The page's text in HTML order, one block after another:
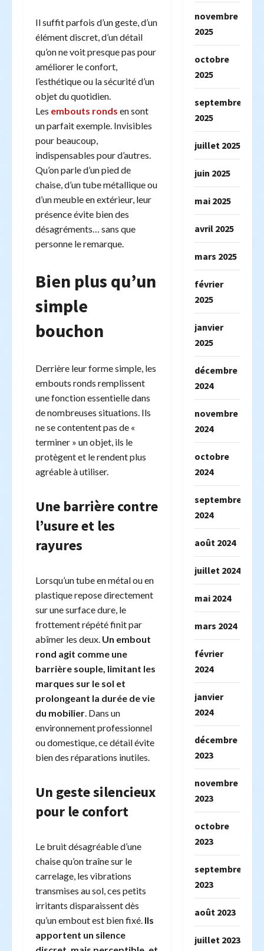
Il suffit parfois d’un geste, d’un
élément discret, d’un détail
qu’on ne voit presque pas pour
améliorer le confort,
l’esthétique ou la sécurité d’un
objet du quotidien.
Les embouts ronds en sont
un parfait exemple. Invisibles
pour beaucoup,
indispensables pour d’autres.
Qu’on parle d’un pied de
chaise, d’un tube métallique ou
d’un meuble en extérieur, leur
présence évite bien des
désagréments… sans que
personne le remarque.
Bien plus qu’un
simple
bouchon
Derrière leur forme simple, les
embouts ronds remplissent
une fonction essentielle dans
de nombreuses situations. Ils
ne se contentent pas de «
terminer » un objet, ils le
protègent et le rendent plus
agréable à utiliser.
Une barrière contre
l’usure et les
rayures
Lorsqu’un tube en métal ou en
plastique repose directement
sur une surface dure, le
frottement répété finit par
abîmer les deux. Un embout
rond agit comme une
barrière souple, limitant les
marques sur le sol et
prolongeant la durée de vie
du mobilier. Dans un
environnement professionnel
ou domestique, ce détail évite
bien des réparations inutiles.
Un geste silencieux
pour le confort
Le bruit désagréable d’une
chaise qu’on traîne sur le
carrelage, les vibrations
transmises au sol, ces petits
irritants disparaissent dès
qu’un embout est bien fixé. Ils
apportent un silence
novembre
2025
octobre
2025
septembre
2025
juillet 2025
juin 2025
mai 2025
avril 2025
mars 2025
février
2025
janvier
2025
décembre
2024
novembre
2024
octobre
2024
septembre
2024
août 2024
juillet 2024
mai 2024
mars 2024
février
2024
janvier
2024
décembre
2023
novembre
2023
octobre
2023
septembre
2023
août 2023
juillet 2023